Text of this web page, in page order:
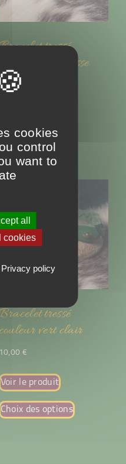
tressé
couleur rouge lisse
Choix des options
tressé
vert clair
10,00 €
Voir le produit
Choix des options
cookies
control
want to
all
cookies
Privacy policy